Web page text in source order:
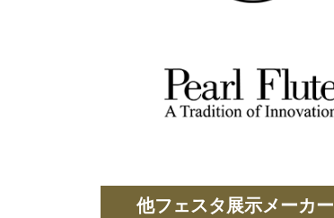
他フェスタ展示メーカー